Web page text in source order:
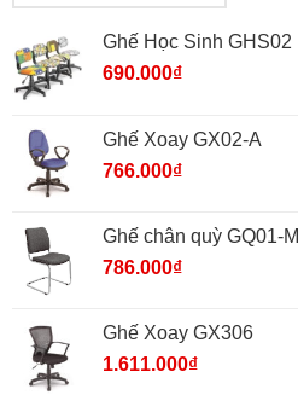
Ghế Học Sinh GHS02
690.000₫
Ghế Xoay GX02-A
766.000₫
Ghế chân quỳ GQ01-M
786.000₫
Ghế Xoay GX306
1.611.000₫